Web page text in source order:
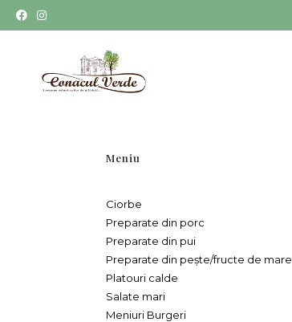
Meniu
Ciorbe
Preparate din porc
Preparate din pui
Preparate din pește/fructe de mare
Platouri calde
Salate mari
Meniuri Burgeri